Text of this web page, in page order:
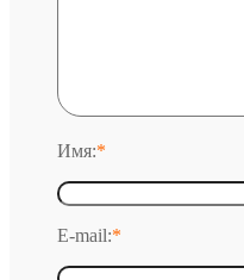
Имя:*
E-mail:*